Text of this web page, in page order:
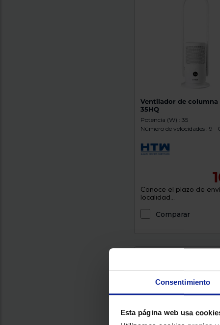
Consentimiento
Esta página web usa
Ventilador de columna
35HQ
Potencia (W) : 35
Número de velocidades : 9
Conoce el plazo de
localidad...
Comparar